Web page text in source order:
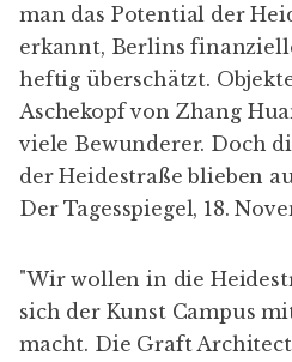
man das Potential der
erkannt, Berlins
heftig überschätzt.
Aschekopf von Zhang
viele Bewunderer. Doch
der Heidestraße blieben
Der Tagesspiegel, 18.
"Wir wollen in die
sich der Kunst Campus
macht. Die Graft